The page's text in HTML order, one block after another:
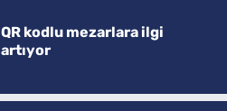
QR kodlu mezarlara ilgi
artıyor